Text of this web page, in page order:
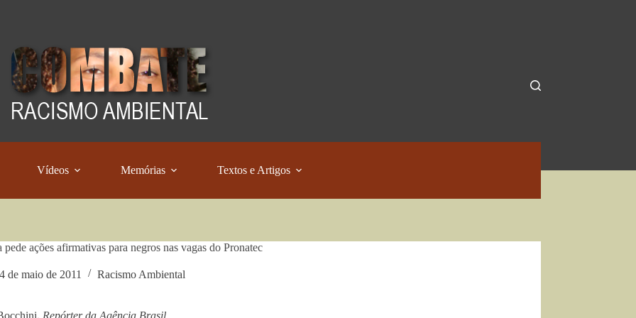
Vídeos Memórias Textos e Artigos
ações afirmativas para negros nas vagas do Pronatec
de maio de 2011 Racismo Ambiental
Repórter da Agência Brasil